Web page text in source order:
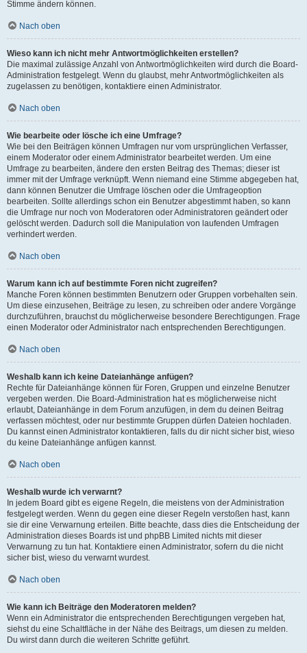
Stimme ändern können.
Nach oben
Wieso kann ich nicht mehr Antwortmöglichkeiten erstellen?
Die maximal zulässige Anzahl von Antwortmöglichkeiten wird durch die Board-
Administration festgelegt. Wenn du glaubst, mehr Antwortmöglichkeiten als
zugelassen zu benötigen, kontaktiere einen Administrator.
Nach oben
Wie bearbeite oder lösche ich eine Umfrage?
Wie bei den Beiträgen können Umfragen nur vom ursprünglichen Verfasser,
einem Moderator oder einem Administrator bearbeitet werden. Um eine
Umfrage zu bearbeiten, ändere den ersten Beitrag des Themas; dieser ist
immer mit der Umfrage verknüpft. Wenn niemand eine Stimme abgegeben hat,
dann können Benutzer die Umfrage löschen oder die Umfrageoption
bearbeiten. Sollte allerdings schon ein Benutzer abgestimmt haben, so kann
die Umfrage nur noch von Moderatoren oder Administratoren geändert oder
gelöscht werden. Dadurch soll die Manipulation von laufenden Umfragen
verhindert werden.
Nach oben
Warum kann ich auf bestimmte Foren nicht zugreifen?
Manche Foren können bestimmten Benutzern oder Gruppen vorbehalten sein.
Um diese einzusehen, Beiträge zu lesen, zu schreiben oder andere Vorgänge
durchzuführen, brauchst du möglicherweise besondere Berechtigungen. Frage
einen Moderator oder Administrator nach entsprechenden Berechtigungen.
Nach oben
Weshalb kann ich keine Dateianhänge anfügen?
Rechte für Dateianhänge können für Foren, Gruppen und einzelne Benutzer
vergeben werden. Die Board-Administration hat es möglicherweise nicht
erlaubt, Dateianhänge in dem Forum anzufügen, in dem du deinen Beitrag
verfassen möchtest, oder nur bestimmte Gruppen dürfen Dateien hochladen.
Du kannst einen Administrator kontaktieren, falls du dir nicht sicher bist, wieso
du keine Dateianhänge anfügen kannst.
Nach oben
Weshalb wurde ich verwarnt?
In jedem Board gibt es eigene Regeln, die meistens von der Administration
festgelegt werden. Wenn du gegen eine dieser Regeln verstoßen hast, kann
sie dir eine Verwarnung erteilen. Bitte beachte, dass dies die Entscheidung der
Administration dieses Boards ist und phpBB Limited nichts mit dieser
Verwarnung zu tun hat. Kontaktiere einen Administrator, sofern du die nicht
sicher bist, wieso du verwarnt wurdest.
Nach oben
Wie kann ich Beiträge den Moderatoren melden?
Wenn ein Administrator die entsprechenden Berechtigungen vergeben hat,
siehst du eine Schaltfläche in der Nähe des Beitrags, um diesen zu melden.
Du wirst dann durch die weiteren Schritte geführt.